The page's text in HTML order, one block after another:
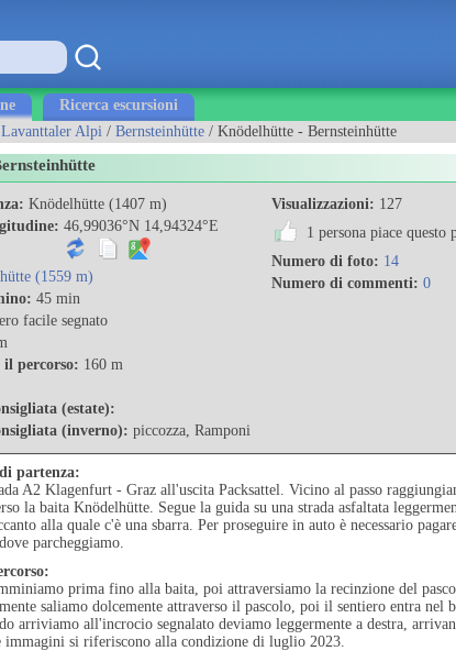
Ricerca escursioni
Lavanttaler Alpi / Bernsteinhütte / Knödelhütte - Bernsteinhütte
Knödelhütte (1407 m)
46,99036°N 14,94324°E
(1559 m)
45 min
facile segnato
percorso: 160 m
(estate):
(inverno): piccozza, Ramponi
Visualizzazioni: 127
1 persona piace questo
Numero di foto: 14
Numero di commenti: 0
partenza:
A2 Klagenfurt - Graz all'uscita Packsattel. Vicino al passo
la baita Knödelhütte. Segue la guida su una strada asfaltata
alla quale c'è una sbarra. Per proseguire in auto è necessario
parcheggiamo.
prima fino alla baita, poi attraversiamo la recinzione del
saliamo dolcemente attraverso il pascolo, poi il sentiero entra
arriviamo all'incrocio segnalato deviamo leggermente a destra,
immagini si riferiscono alla condizione di luglio 2023.